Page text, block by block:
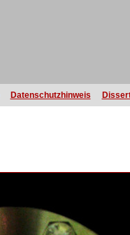
Datenschutzhinweis